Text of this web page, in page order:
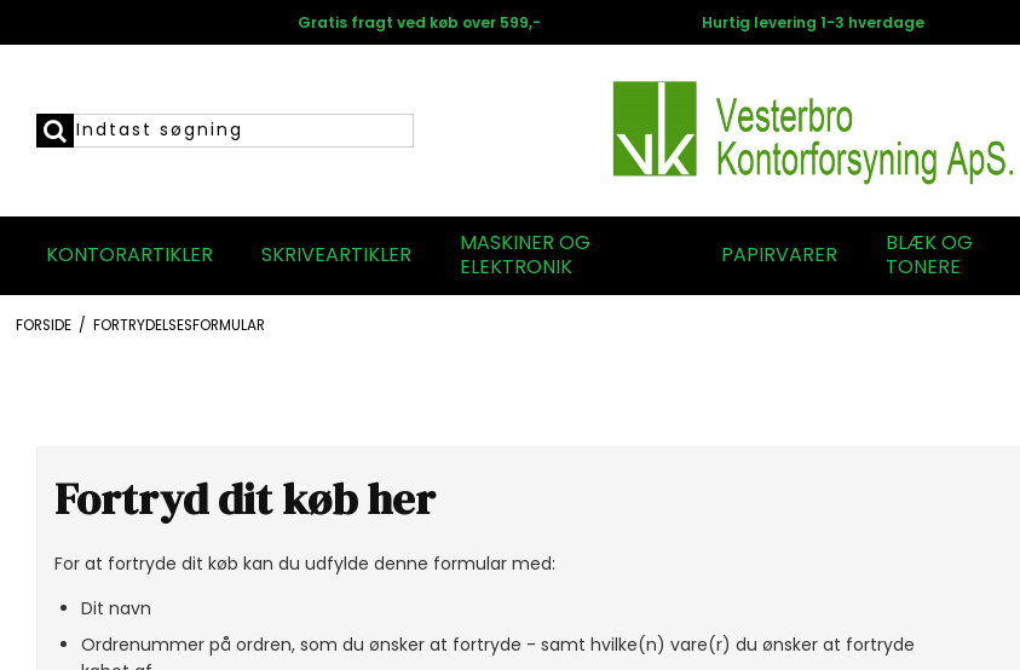
Gratis fragt ved køb over 599,- Hurtig levering 1-3 hverdage
KONTORARTIKLER SKRIVEARTIKLER
MASKINER OG
ELEKTRONIK
PAPIRVARER
BLÆK OG
TONERE
FORSIDE / FORTRYDELSESFORMULAR
Fortryd dit køb her
For at fortryde dit køb kan du udfylde denne formular med:
Dit navn
Ordrenummer på ordren, som du ønsker at fortryde - samt hvilke(n) vare(r) du ønsker at fortryde